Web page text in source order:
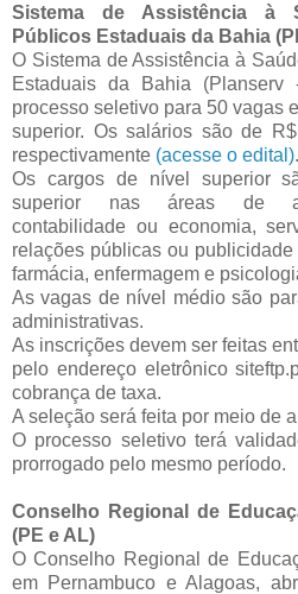
Sistema de Assistência à
Públicos Estaduais da Bahia
O Sistema de Assistência à
Estaduais da Bahia
processo seletivo para 50 vagas
superior. Os salários são de
respectivamente (acesse o edital).
Os cargos de nível superior
superior nas áreas de
contabilidade ou economia,
relações públicas ou
farmácia, enfermagem e
As vagas de nível médio são
administrativas.
As inscrições devem ser feitas
pelo endereço eletrônico
cobrança de taxa.
A seleção será feita por meio de
O processo seletivo terá
prorrogado pelo mesmo período.
Conselho Regional de
(PE e AL)
O Conselho Regional de
em Pernambuco e Alagoas,